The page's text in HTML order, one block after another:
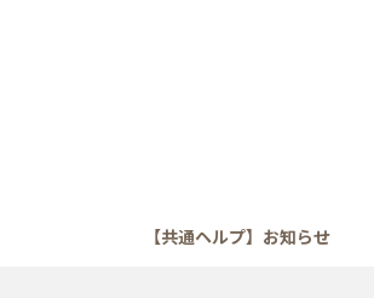
【共通ヘルプ】お知らせ